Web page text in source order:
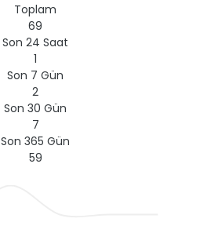
Toplam
69
Son 24 Saat
1
Son 7 Gün
2
Son 30 Gün
7
Son 365 Gün
59